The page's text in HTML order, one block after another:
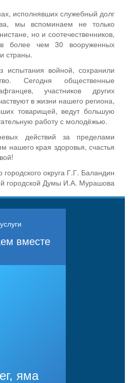
исполнявших служебный долг
мы вспоминаем не только
но и соотечественников,
более чем 30 вооруженных
страны.
войной, сохранили
Сегодня общественные
участников других
в жизни нашего региона,
товарищей, ведут большую
работу с молодёжью.
действий за пределами
нашего края здоровья, счастья
городского округа Г.Г. Баландин
городской Думы И.А. Мурашова
вместе
яма